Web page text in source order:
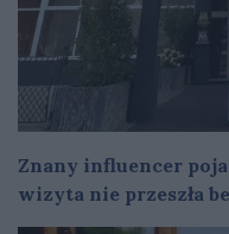
Znany influencer
wizyta nie przeszła